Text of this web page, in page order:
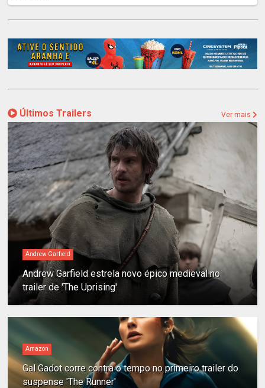
Últimos Trailers Ver mais
Andrew Garfield
Andrew Garfield estrela novo épico medieval no
trailer de 'The Uprising'
Amazon
Gal Gadot corre contra o tempo no primeiro trailer do
suspense 'The Runner'